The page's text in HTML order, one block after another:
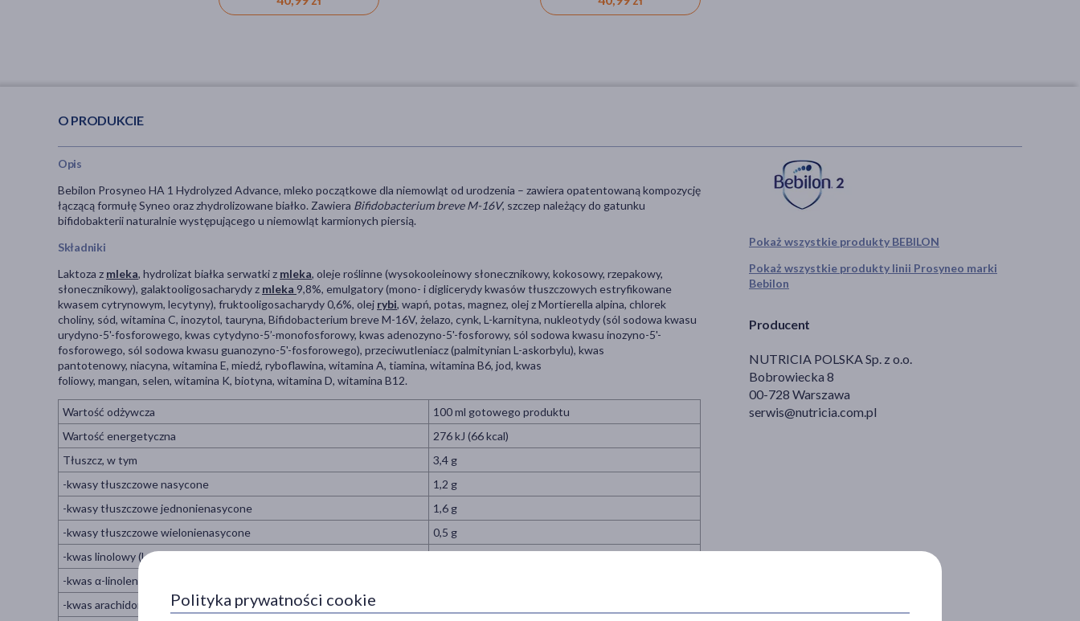
O PRODUKCIE
Pokaż wszystkie produkty BEBILON
Pokaż wszystkie produkty linii Prosyneo marki
Bebilon
Producent
NUTRICIA POLSKA Sp. z o.o.
Bobrowiecka 8
00-728 Warszawa
serwis@nutricia.com.pl
Opis
Bebilon Prosyneo HA 1 Hydrolyzed Advance, mleko początkowe dla niemowląt od urodzenia – zawiera opatentowaną kompozycję
łączącą formułę Syneo oraz zhydrolizowane białko. Zawiera Bifidobacterium breve M-16V, szczep należący do gatunku
bifidobakterii naturalnie występującego u niemowląt karmionych piersią.
Składniki
Laktoza z mleka, hydrolizat białka serwatki z mleka, oleje roślinne (wysokooleinowy słonecznikowy, kokosowy, rzepakowy,
słonecznikowy), galaktooligosacharydy z mleka 9,8%, emulgatory (mono- i diglicerydy kwasów tłuszczowych estryfikowane
kwasem cytrynowym, lecytyny), fruktooligosacharydy 0,6%, olej rybi, wapń, potas, magnez, olej z Mortierella alpina, chlorek
choliny, sód, witamina C, inozytol, tauryna, Bifidobacterium breve M-16V, żelazo, cynk, L-karnityna, nukleotydy (sól sodowa kwasu
urydyno-5'-fosforowego, kwas cytydyno-5’-monofosforowy, kwas adenozyno-5'-fosforowy, sól sodowa kwasu inozyno-5'-
fosforowego, sól sodowa kwasu guanozyno-5'-fosforowego), przeciwutleniacz (palmitynian L-askorbylu), kwas
pantotenowy, niacyna, witamina E, miedź, ryboflawina, witamina A, tiamina, witamina B6, jod, kwas
foliowy, mangan, selen, witamina K, biotyna, witamina D, witamina B12.
Wartość odżywcza
100 ml gotowego produktu
Wartość energetyczna
276 kJ (66 kcal)
Tłuszcz, w tym
3,4 g
-kwasy tłuszczowe nasycone
1,2 g
-kwasy tłuszczowe jednonienasycone
1,6 g
-kwasy tłuszczowe wielonienasycone
0,5 g
-kwas linolowy (LA)
-kwas α-linolenowy (ALA)
-kwas arachidonowy (ARA)Polityka prywatności cookie